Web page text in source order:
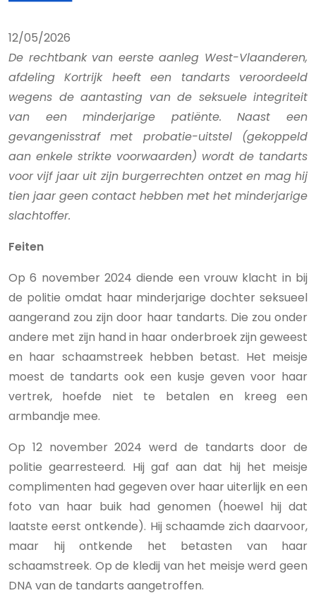
12/05/2026
De rechtbank van eerste aanleg West-Vlaanderen,
afdeling Kortrijk heeft een tandarts veroordeeld
wegens de aantasting van de seksuele integriteit
van een minderjarige patiënte. Naast een
gevangenisstraf met probatie-uitstel (gekoppeld
aan enkele strikte voorwaarden) wordt de tandarts
voor vijf jaar uit zijn burgerrechten ontzet en mag hij
tien jaar geen contact hebben met het minderjarige
slachtoffer.
Feiten
Op 6 november 2024 diende een vrouw klacht in bij
de politie omdat haar minderjarige dochter seksueel
aangerand zou zijn door haar tandarts. Die zou onder
andere met zijn hand in haar onderbroek zijn geweest
en haar schaamstreek hebben betast. Het meisje
moest de tandarts ook een kusje geven voor haar
vertrek, hoefde niet te betalen en kreeg een
armbandje mee.
Op 12 november 2024 werd de tandarts door de
politie gearresteerd. Hij gaf aan dat hij het meisje
complimenten had gegeven over haar uiterlijk en een
foto van haar buik had genomen (hoewel hij dat
laatste eerst ontkende). Hij schaamde zich daarvoor,
maar hij ontkende het betasten van haar
schaamstreek. Op de kledij van het meisje werd geen
DNA van de tandarts aangetroffen.